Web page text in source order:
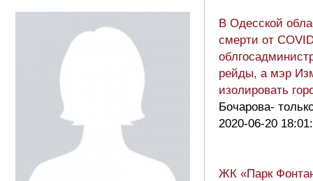
В Одесской
смерти от
рейды, а мэр
изолировать
Бочарова-
2020-06-20
ЖК «Парк